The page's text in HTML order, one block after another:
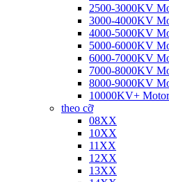
2500-3000KV
3000-4000KV
4000-5000KV
5000-6000KV
6000-7000KV
7000-8000KV
8000-9000KV
10000KV+
theo cỡ
08XX
10XX
11XX
12XX
13XX